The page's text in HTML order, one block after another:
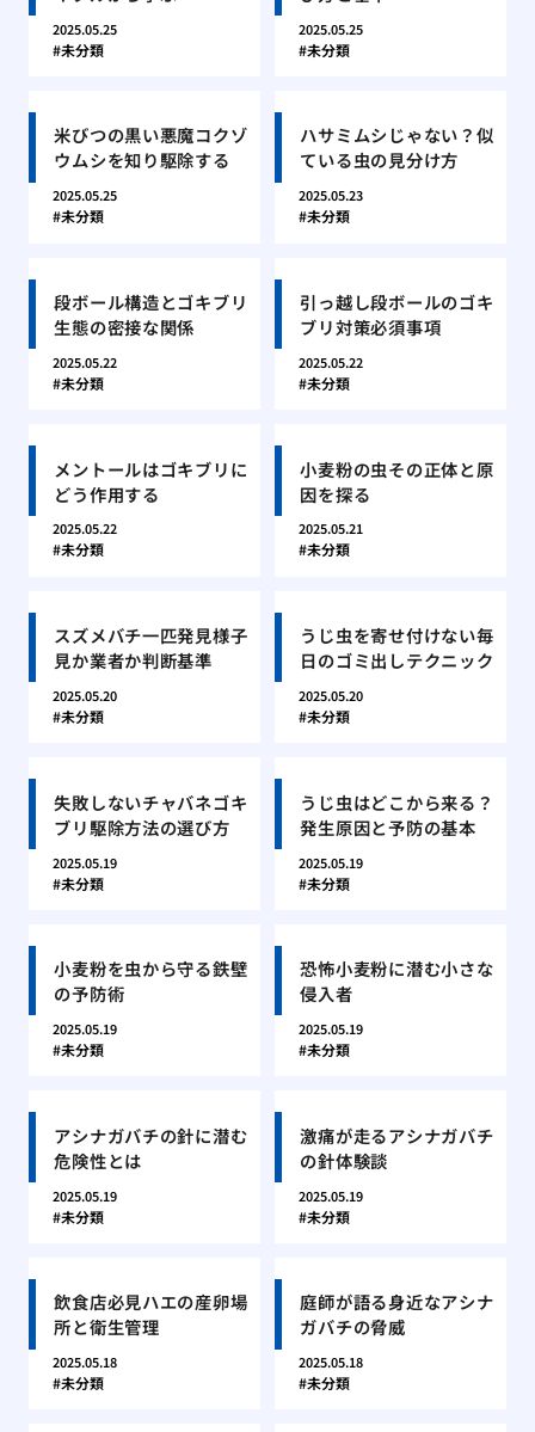
2025.05.25
未分類
2025.05.25
未分類
米びつの黒い悪魔コクゾ
ウムシを知り駆除する
2025.05.25
未分類
ハサミムシじゃない？似
ている虫の見分け方
2025.05.23
未分類
段ボール構造とゴキブリ
生態の密接な関係
2025.05.22
未分類
引っ越し段ボールのゴキ
ブリ対策必須事項
2025.05.22
未分類
メントールはゴキブリに
どう作用する
2025.05.22
未分類
小麦粉の虫その正体と原
因を探る
2025.05.21
未分類
スズメバチ一匹発見様子
見か業者か判断基準
2025.05.20
未分類
うじ虫を寄せ付けない毎
日のゴミ出しテクニック
2025.05.20
未分類
失敗しないチャバネゴキ
ブリ駆除方法の選び方
2025.05.19
未分類
うじ虫はどこから来る？
発生原因と予防の基本
2025.05.19
未分類
小麦粉を虫から守る鉄壁
の予防術
2025.05.19
未分類
恐怖小麦粉に潜む小さな
侵入者
2025.05.19
未分類
アシナガバチの針に潜む
危険性とは
2025.05.19
未分類
激痛が走るアシナガバチ
の針体験談
2025.05.19
未分類
飲食店必見ハエの産卵場
所と衛生管理
2025.05.18
未分類
庭師が語る身近なアシナ
ガバチの脅威
2025.05.18
未分類